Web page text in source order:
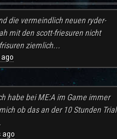
die vermeindlich neuen ryder-
mit den scott-friesuren nicht
ziemlich...
habe bei ME:A im Game immer
ob das an der 10 Stunden Trial
ago